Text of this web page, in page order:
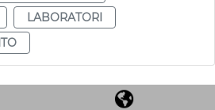
LABORATORI